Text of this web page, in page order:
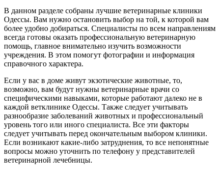
В данном разделе собраны лучшие ветеринарные клиники
Одессы. Вам нужно остановить выбор на той, к которой вам
более удобно добираться. Специалисты по всем направлениям
всегда готовы оказать профессиональную ветеринарную
помощь, главное внимательно изучить возможности
учреждения. В этом помогут фотографии и информация
справочного характера.
Если у вас в доме живут экзотические животные, то,
возможно, вам будут нужны ветеринарные врачи со
специфическими навыками, которые работают далеко не в
каждой ветклинике Одессы. Также следует учитывать
разнообразие заболеваний животных и профессиональный
уровень того или иного специалиста. Все эти факторы
следует учитывать перед окончательным выбором клиники.
Если возникают какие-либо затруднения, то все непонятные
вопросы можно уточнить по телефону у представителей
ветеринарной лечебницы.